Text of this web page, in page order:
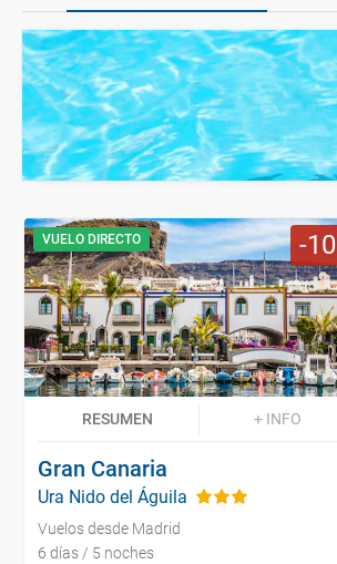
10
VUELO DIRECTO
RESUMEN + INFO
Gran Canaria
Ura Nido del Águila
Vuelos desde Madrid
6 días / 5 noches